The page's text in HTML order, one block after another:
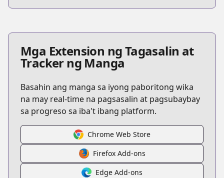
Mga Extension ng Tagasalin at
Tracker ng Manga
Basahin ang manga sa iyong paboritong wika
na may real-time na pagsasalin at pagsubaybay
sa progreso sa iba't ibang platform.
Chrome Web Store
Firefox Add-ons
Edge Add-ons